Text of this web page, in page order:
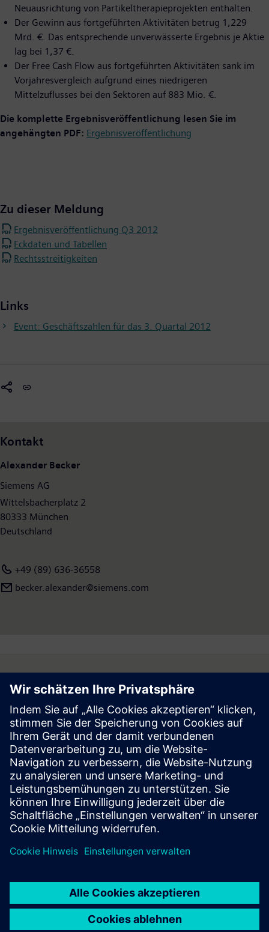
Neuausrichtung von Partikeltherapieprojekten enthalten.
Der Gewinn aus fortgeführten Aktivitäten betrug 1,229
Mrd. €. Das entsprechende unverwässerte Ergebnis je Aktie
lag bei 1,37 €.
Der Free Cash Flow aus fortgeführten Aktivitäten sank im
Vorjahresvergleich aufgrund eines niedrigeren
Mittelzuflusses bei den Sektoren auf 883 Mio. €.
Die komplette Ergebnisveröffentlichung lesen Sie im
angehängten PDF: Ergebnisveröffentlichung
Zu dieser Meldung
Ergebnisveröffentlichung Q3 2012
Eckdaten und Tabellen
Rechtsstreitigkeiten
Links
Event: Geschäftszahlen für das 3. Quartal 2012
Kontakt
Alexander Becker
Siemens AG
Wittelsbacherplatz 2
80333 München
Deutschland
+49 (89) 636-36558
becker.alexander@siemens.com
Follow
Press | Company | Siemens
© Siemens 1996 – 2026
Corporate Information
Privacy Notice
Cookie Notice
Digital ID